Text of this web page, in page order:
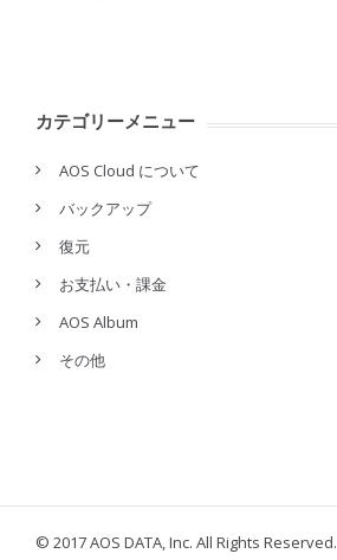
カテゴリーメニュー
AOS Cloud について
バックアップ
復元
お支払い・課金
AOS Album
その他
© 2017 AOS DATA, Inc. All Rights Reserved.